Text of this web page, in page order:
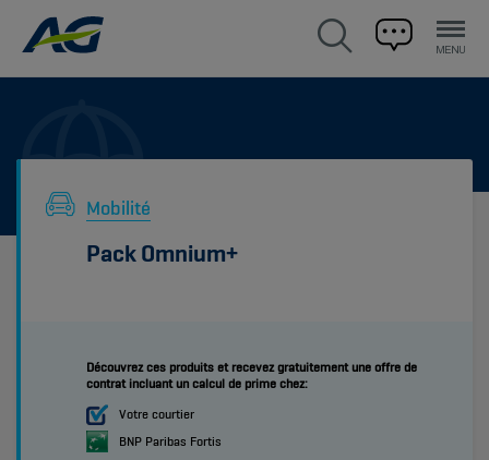
Mobilité
Pack Omnium+
Découvrez ces produits et recevez gratuitement une offre de
contrat incluant un calcul de prime chez:
Votre courtier
BNP Paribas Fortis